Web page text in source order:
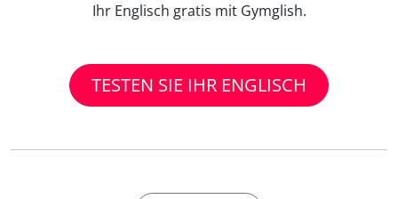
Ihr Englisch gratis mit Gymglish.
TESTEN SIE IHR ENGLISCH